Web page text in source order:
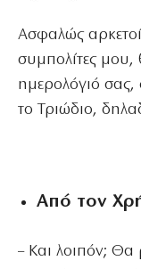
Ασφαλώς
συμπολίτες μου,
ημερολόγιό σας,
το Τριώδιο,
Από τον
– Και λοιπόν; Θα